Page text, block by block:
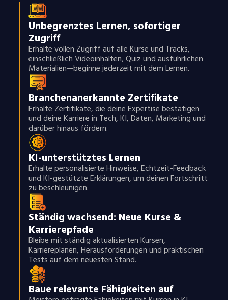
Unbegrenztes Lernen, sofortiger
Zugriff
Erhalte vollen Zugriff auf alle Kurse und Tracks,
einschließlich Videoinhalten, Quiz und ausführlichen
Materialien—beginne jederzeit mit dem Lernen.
Branchenanerkannte Zertifikate
Erhalte Zertifikate, die deine Expertise bestätigen
und deine Karriere in Tech, KI, Daten, Marketing und
darüber hinaus fördern.
KI-unterstütztes Lernen
Erhalte personalisierte Hinweise, Echtzeit-Feedback
und KI-gestützte Erklärungen, um deinen Fortschritt
zu beschleunigen.
Ständig wachsend: Neue Kurse &
Karrierepfade
Bleibe mit ständig aktualisierten Kursen,
Karriereplänen, Herausforderungen und praktischen
Tests auf dem neuesten Stand.
Baue relevante Fähigkeiten auf